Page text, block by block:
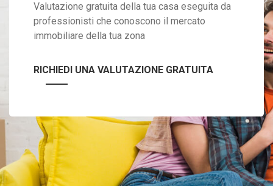
Valutazione gratuita della tua casa eseguita da
professionisti che conoscono il mercato
immobiliare della tua zona
RICHIEDI UNA VALUTAZIONE GRATUITA